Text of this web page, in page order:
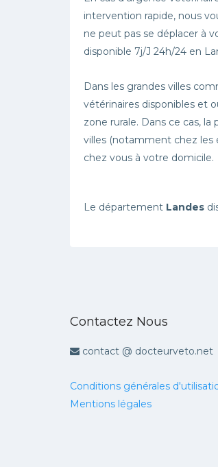
intervention rapide, nous
ne peut pas se déplacer à
disponible 7j/J 24h/24 en
Dans les grandes villes
vétérinaires disponibles et
zone rurale. Dans ce cas,
villes (notamment chez les
chez vous à votre domicile.
Le département Landes
Contactez Nous
contact @ docteurveto.net
Conditions générales
Mentions légales